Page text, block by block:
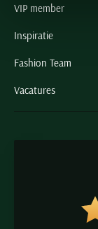
VIP member
Inspiratie
Fashion Team
Vacatures